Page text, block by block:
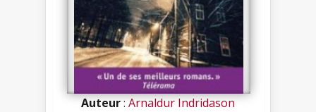
Auteur:Arnaldur Indridason